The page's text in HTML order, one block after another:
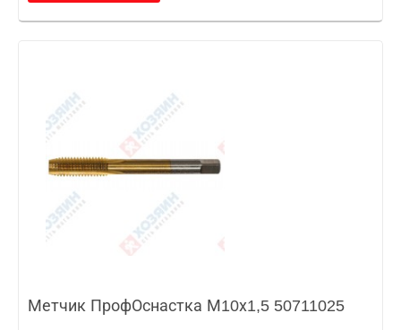
Метчик ПрофОснастка М10х1,5 50711025